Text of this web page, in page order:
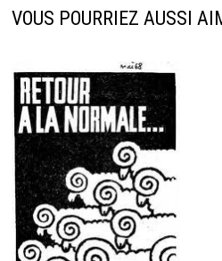
VOUS POURRIEZ AUSSI